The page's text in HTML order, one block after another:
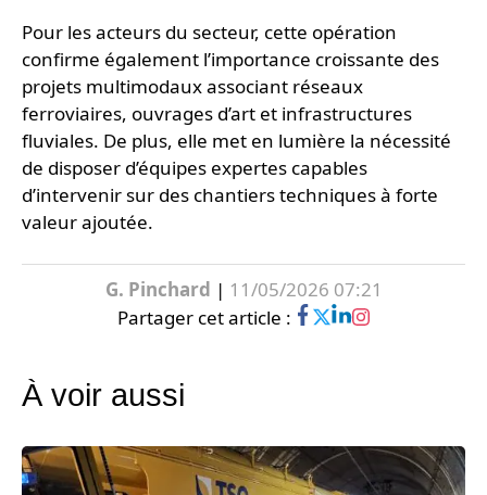
Pour les acteurs du secteur, cette opération
confirme également l’importance croissante des
projets multimodaux associant réseaux
ferroviaires, ouvrages d’art et infrastructures
fluviales. De plus, elle met en lumière la nécessité
de disposer d’équipes expertes capables
d’intervenir sur des chantiers techniques à forte
valeur ajoutée.
G. Pinchard | 11/05/2026 07:21
Partager cet article :
À voir aussi